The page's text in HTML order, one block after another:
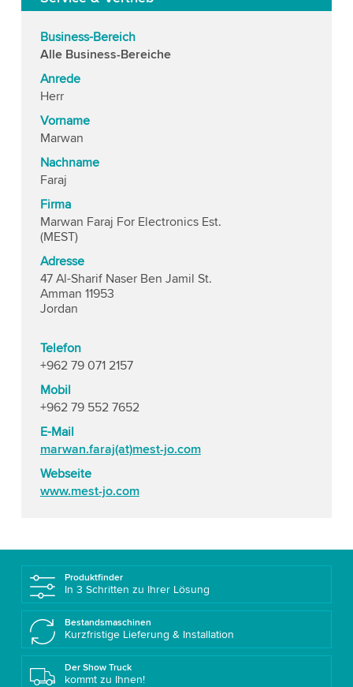
Business-Bereich
Alle Business-Bereiche
Anrede
Herr
Vorname
Marwan
Nachname
Faraj
Firma
Marwan Faraj For Electronics Est.
(MEST)
Adresse
47 Al-Sharif Naser Ben Jamil St.
Amman 11953
Jordan
Telefon
+962 79 071 2157
Mobil
+962 79 552 7652
E-Mail
marwan.faraj(at)mest-jo.com
Webseite
www.mest-jo.com
Produktfinder
In 3 Schritten zu Ihrer Lösung
Bestandsmaschinen
Kurzfristige Lieferung & Installation
Der Show Truck
kommt zu Ihnen!